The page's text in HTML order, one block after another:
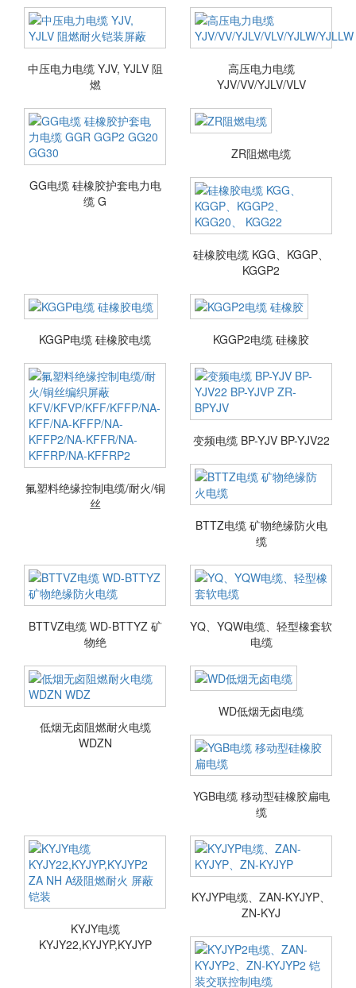
中压电力电缆 YJV, YJLV 阻
燃
高压电力电缆
YJV/VV/YJLV/VLV
GG电缆 硅橡胶护套电力电
缆 G
ZR阻燃电缆
硅橡胶电缆 KGG、KGGP、
KGGP2
KGGP电缆 硅橡胶电缆 KGGP2电缆 硅橡胶
氟塑料绝缘控制电缆/耐火/铜
丝
变频电缆 BP-YJV BP-YJV22
BTTZ电缆 矿物绝缘防火电
缆
BTTVZ电缆 WD-BTTYZ 矿
物绝
YQ、YQW电缆、轻型橡套软
电缆
低烟无卤阻燃耐火电缆
WDZN
WD低烟无卤电缆
YGB电缆 移动型硅橡胶扁电
缆
KYJY电缆
KYJY22,KYJYP,KYJYP
KYJYP电缆、ZAN-KYJYP、
ZN-KYJ